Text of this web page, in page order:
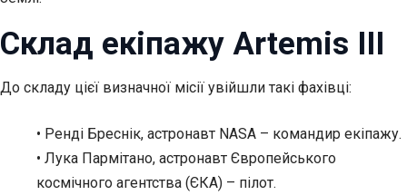
Склад екіпажу Artemis III
До складу цієї визначної місії увійшли такі фахівці:
• Ренді Бреснік, астронавт NASA – командир екіпажу.
• Лука Пармітано, астронавт Європейського
космічного агентства (ЄКА) – пілот.